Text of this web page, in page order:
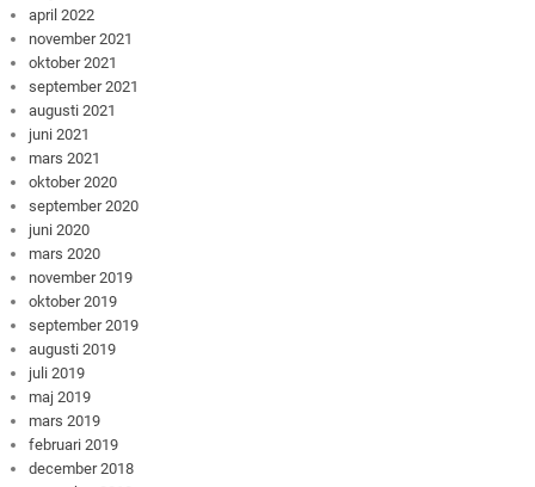
april 2022
november 2021
oktober 2021
september 2021
augusti 2021
juni 2021
mars 2021
oktober 2020
september 2020
juni 2020
mars 2020
november 2019
oktober 2019
september 2019
augusti 2019
juli 2019
maj 2019
mars 2019
februari 2019
december 2018